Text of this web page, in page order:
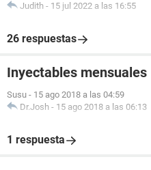
Judith - 15 jul 2022 a las 16:55
26 respuestas
Inyectables mensuales
Susu - 15 ago 2018 a las 04:59
Dr.Josh - 15 ago 2018 a las 06:13
1 respuesta